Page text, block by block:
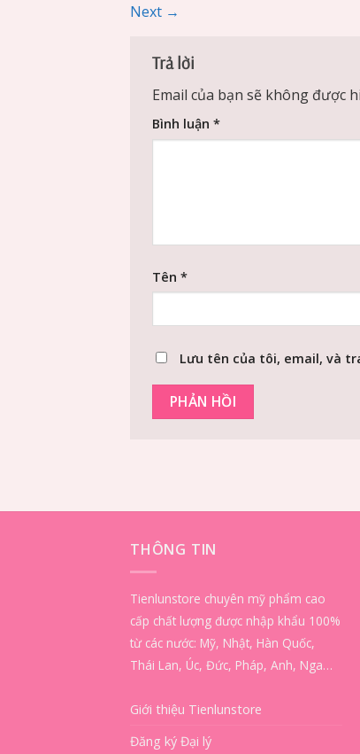
Next →
Trả lời
Email của bạn sẽ không được
Bình luận *
Tên *
Lưu tên của tôi, email, và
THÔNG TIN
Tienlunstore chuyên mỹ phẩm cao
cấp chất lượng được nhập khẩu 100%
từ các nước: Mỹ, Nhật, Hàn Quốc,
Thái Lan, Úc, Đức, Pháp, Anh, Nga…
Giới thiệu Tienlunstore
Đăng ký Đại lý